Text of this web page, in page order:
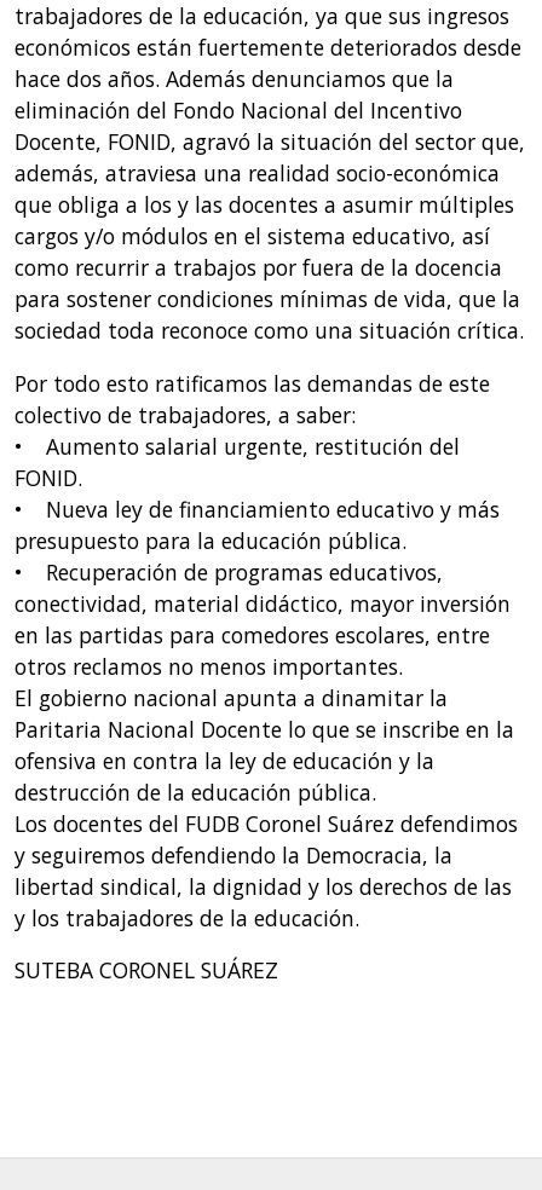
trabajadores de la educación, ya que sus ingresos
económicos están fuertemente deteriorados desde
hace dos años. Además denunciamos que la
eliminación del Fondo Nacional del Incentivo
Docente, FONID, agravó la situación del sector que,
además, atraviesa una realidad socio-económica
que obliga a los y las docentes a asumir múltiples
cargos y/o módulos en el sistema educativo, así
como recurrir a trabajos por fuera de la docencia
para sostener condiciones mínimas de vida, que la
sociedad toda reconoce como una situación crítica.
Por todo esto ratificamos las demandas de este
colectivo de trabajadores, a saber:
• Aumento salarial urgente, restitución del
FONID.
• Nueva ley de financiamiento educativo y más
presupuesto para la educación pública.
• Recuperación de programas educativos,
conectividad, material didáctico, mayor inversión
en las partidas para comedores escolares, entre
otros reclamos no menos importantes.
El gobierno nacional apunta a dinamitar la
Paritaria Nacional Docente lo que se inscribe en la
ofensiva en contra la ley de educación y la
destrucción de la educación pública.
Los docentes del FUDB Coronel Suárez defendimos
y seguiremos defendiendo la Democracia, la
libertad sindical, la dignidad y los derechos de las
y los trabajadores de la educación.
SUTEBA CORONEL SUÁREZ